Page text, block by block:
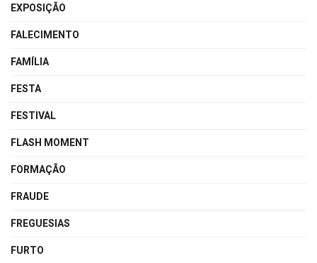
EXPOSIÇÃO
FALECIMENTO
FAMÍLIA
FESTA
FESTIVAL
FLASH MOMENT
FORMAÇÃO
FRAUDE
FREGUESIAS
FURTO